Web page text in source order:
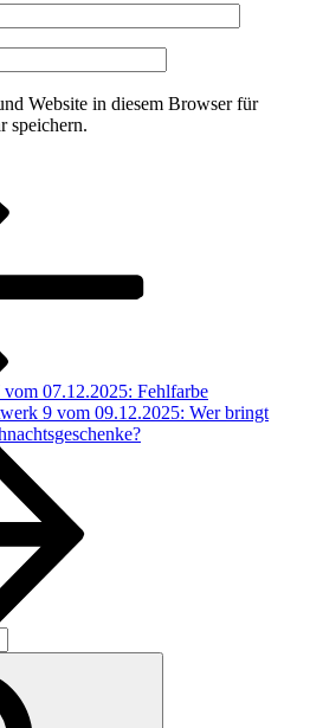
Website in diesem Browser für
speichern.
07.12.2025: Fehlfarbe
9 vom 09.12.2025: Wer bringt